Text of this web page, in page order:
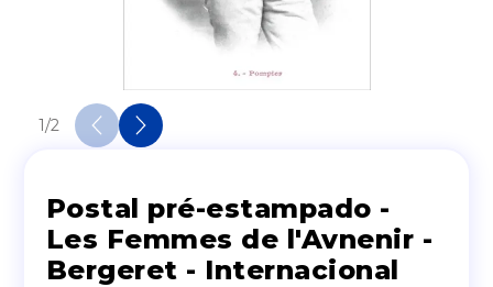
1/2
Postal pré-estampado -
Les Femmes de l'Avnenir -
Bergeret - Internacional